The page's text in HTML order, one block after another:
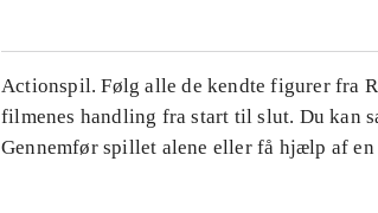
Actionspil. Følg alle de kendte figurer fra
filmenes handling fra start til slut. Du kan
Gennemfør spillet alene eller få hjælp af en